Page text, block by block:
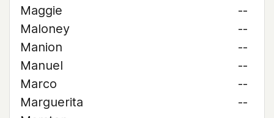
Maggie
--
Maloney
--
Manion
--
Manuel
--
Marco
--
Marguerita
--